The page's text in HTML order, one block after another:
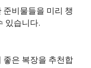
비물들을 미리 챙
있습니다.
좋은 복장을 추천합